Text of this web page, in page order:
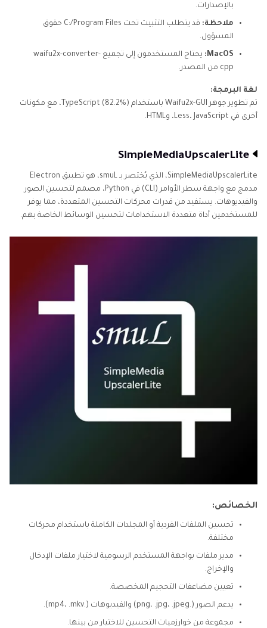
بالإصدارات.
ملاحظة:
قد يتطلب التثبيت تحت C:/Program Files حقوق
المسؤول.
MacOS:
يحتاج المستخدمون إلى تجميع waifu2x-converter-
cpp من المصدر.
لغة البرمجة:
تم تطوير جوهر Waifu2x-GUI باستخدام TypeScript (82.2%)، مع مكونات
أخرى في Less، JavaScript، وHTML.
SimpleMediaUpscalerLite
SimpleMediaUpscalerLite، الذي يُختصر بـ smuL، هو تطبيق Electron
مدمج مع واجهة سطر الأوامر (CLI) في Python، مصمم لتحسين الصور
والفيديوهات. يستفيد من قدرات محركات التحسين المتعددة، مما يوفر
للمستخدمين أداة متعددة الاستخدامات لتحسين الوسائط الخاصة بهم.
الخصائص:
تحسين الملفات الفردية أو المجلدات الكاملة باستخدام محركات
مختلفة.
مدير ملفات بواجهة المستخدم الرسومية لاختيار ملفات الإدخال
والإخراج.
تعيين مضاعفات التحجيم المخصصة.
يدعم الصور (.png، .jpg، .jpeg) والفيديوهات (.mp4، .mkv).
مجموعة من خوارزميات التحسين للاختيار من بينها.